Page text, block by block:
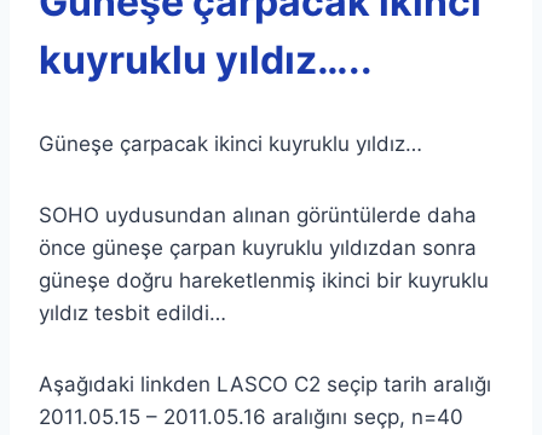
kuyruklu yıldız…..
Güneşe çarpacak ikinci kuyruklu yıldız…
SOHO uydusundan alınan görüntülerde daha
önce güneşe çarpan kuyruklu yıldızdan sonra
güneşe doğru hareketlenmiş ikinci bir kuyruklu
yıldız tesbit edildi…
Aşağıdaki linkden LASCO C2 seçip tarih aralığı
2011.05.15 – 2011.05.16 aralığını seçp, n=40